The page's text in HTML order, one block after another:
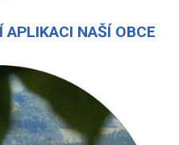
NAŠÍ OBCE